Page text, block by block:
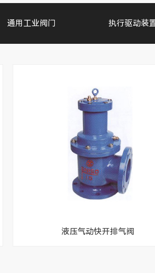
通用工业阀门 执行驱动装
液压气动快开排气阀